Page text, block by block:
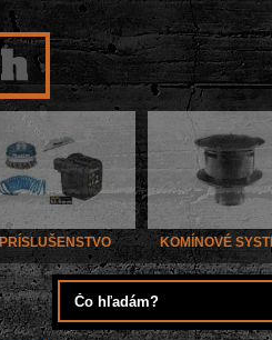
PRÍSLUŠENSTVO KOMÍNOVÉ